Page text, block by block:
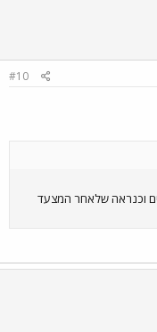
#10
וכנראה שלאחר המצעד